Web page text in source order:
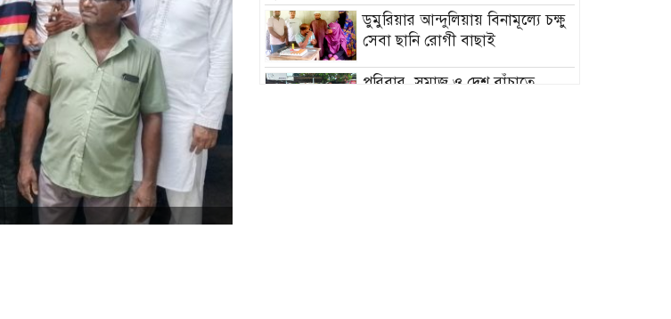
ডুমুরিয়ার আন্দুলিয়ায় বিনামূল্যে চক্ষু
সেবা ছানি রোগী বাছাই
পরিবার, সমাজ ও দেশ বাঁচাতে